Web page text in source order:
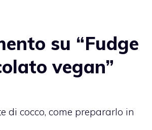
su “Fudge
vegan”
di cocco, come prepararlo in